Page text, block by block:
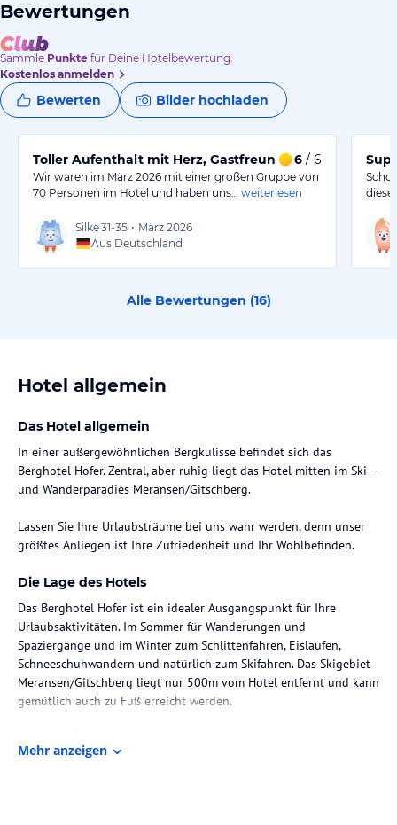
Bewertungen
Sammle Punkte für Deine Hotelbewertung.
Kostenlos anmelden
Bewerten Bilder hochladen
Toller Aufenthalt mit Herz, Gastfreundschaft und
6 / 6
Wir waren im März 2026 mit einer großen Gruppe von
70 Personen im Hotel und haben uns…
weiterlesen
Silke31-35 • März 2026
Aus Deutschland
Alle Bewertungen (16)
Hotel allgemein
Das Hotel allgemein
In einer außergewöhnlichen Bergkulisse befindet sich das
Berghotel Hofer. Zentral, aber ruhig liegt das Hotel mitten im Ski –
und Wanderparadies Meransen/Gitschberg.
Lassen Sie Ihre Urlaubsträume bei uns wahr werden, denn unser
Die Lage des Hotels
Das Berghotel Hofer ist ein idealer Ausgangspunkt für Ihre
Urlaubsaktivitäten. Im Sommer für Wanderungen und
Spaziergänge und im Winter zum Schlittenfahren, Eislaufen,
Schneeschuhwandern und natürlich zum Skifahren. Das Skigebiet
Meransen/Gitschberg liegt nur 500m vom Hotel entfernt und kann
gemütlich auch zu Fuß erreicht werden.
Mehr anzeigen